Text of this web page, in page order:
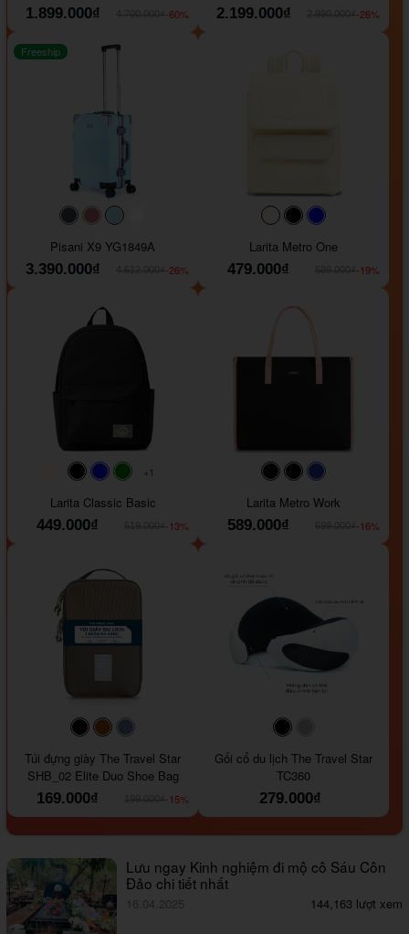
1.899.000₫
-60%
2.199.000₫
-26%
#40454a#b76e79
Freeship
Pisani X9 YG1849A
3.390.000₫
-26%
#faf0e6#000000
Larita Metro One
479.000₫
-19%
#faf0e6#000000#0000FF
+1
Larita Classic Basic
449.000₫
-13%
#000000#000000
Larita Metro Work
589.000₫
-16%
#000000#964B00
Túi đựng giày The Travel Star
SHB_02 Elite Duo Shoe Bag
169.000₫
-15%
Gối cổ du lịch The Travel Star
TC360
279.000₫
Lưu ngay Kinh nghiệm đi mộ cô Sáu Côn
Đảo chi tiết nhất
16.04.2025 144,163 lượt xem